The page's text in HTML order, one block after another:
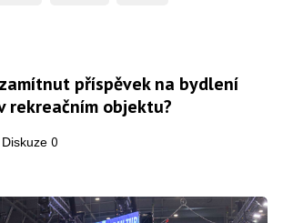
příspěvek na bydlení
rekreačním objektu?
Diskuze 0